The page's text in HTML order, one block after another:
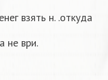
взять н. .откуда
не ври.